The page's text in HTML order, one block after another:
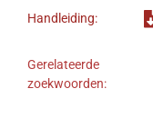
Handleiding:
Gerelateerde
zoekwoorden: